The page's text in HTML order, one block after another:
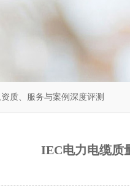
质、服务与案例深度评测
IEC电力电缆质